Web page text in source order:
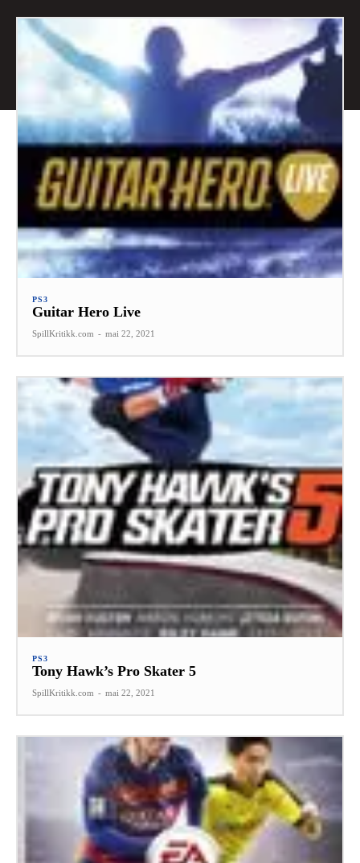
PS3
Guitar Hero Live
SpillKritikk.com - mai 22, 2021
PS3
Tony Hawk’s Pro Skater 5
SpillKritikk.com - mai 22, 2021